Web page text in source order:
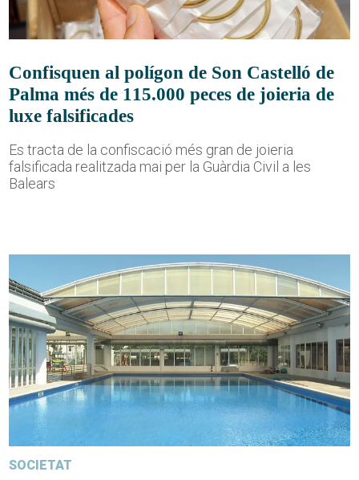
Confisquen al polígon de Son Castelló de
Palma més de 115.000 peces de joieria de
luxe falsificades
Es tracta de la confiscació més gran de joieria
falsificada realitzada mai per la Guàrdia Civil a les
Balears
SOCIETAT